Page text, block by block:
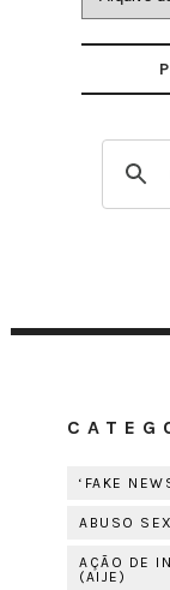
‘FAKE
ABUSO
AÇÃO DE
(AIJE)